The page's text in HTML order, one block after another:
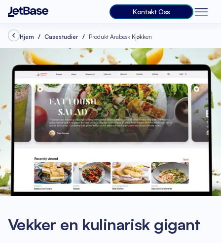
Kontakt Oss
Vekker en kulinarisk gigant
Hjem Casestudier Produkt Arabesk Kjøkken